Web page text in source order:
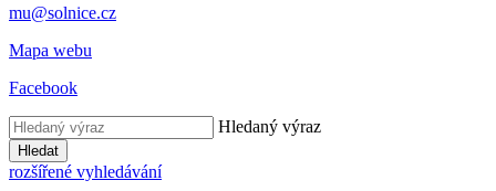
mu@solnice.cz
Mapa webu
Facebook
Hledaný výraz
Hledat
rozšířené vyhledávání